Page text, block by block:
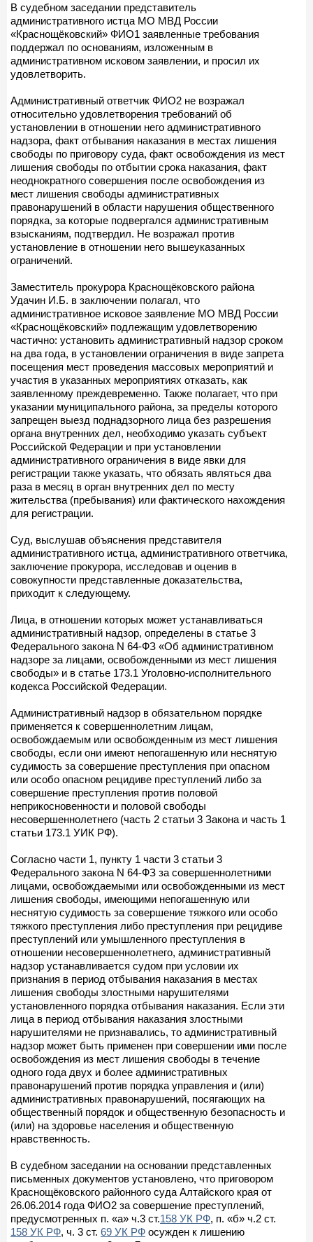
В судебном заседании представитель
административного истца МО МВД России
«Краснощёковский» ФИО1 заявленные требования
поддержал по основаниям, изложенным в
административном исковом заявлении, и просил их
удовлетворить.
Административный ответчик ФИО2 не возражал
относительно удовлетворения требований об
установлении в отношении него административного
надзора, факт отбывания наказания в местах лишения
свободы по приговору суда, факт освобождения из мест
лишения свободы по отбытии срока наказания, факт
неоднократного совершения после освобождения из
мест лишения свободы административных
правонарушений в области нарушения общественного
порядка, за которые подвергался административным
взысканиям, подтвердил. Не возражал против
установление в отношении него вышеуказанных
ограничений.
Заместитель прокурора Краснощёковского района
Удачин И.Б. в заключении полагал, что
административное исковое заявление МО МВД России
«Краснощёковский» подлежащим удовлетворению
частично: установить административный надзор сроком
на два года, в установлении ограничения в виде запрета
посещения мест проведения массовых мероприятий и
участия в указанных мероприятиях отказать, как
заявленному преждевременно. Также полагает, что при
указании муниципального района, за пределы которого
запрещен выезд поднадзорного лица без разрешения
органа внутренних дел, необходимо указать субъект
Российской Федерации и при установлении
административного ограничения в виде явки для
регистрации также указать, что обязать являться два
раза в месяц в орган внутренних дел по месту
жительства (пребывания) или фактического нахождения
для регистрации.
Суд, выслушав объяснения представителя
административного истца, административного ответчика,
заключение прокурора, исследовав и оценив в
совокупности представленные доказательства,
приходит к следующему.
Лица, в отношении которых может устанавливаться
административный надзор, определены в статье 3
Федерального закона N 64-ФЗ «Об административном
надзоре за лицами, освобожденными из мест лишения
свободы» и в статье 173.1 Уголовно-исполнительного
кодекса Российской Федерации.
Административный надзор в обязательном порядке
применяется к совершеннолетним лицам,
освобождаемым или освобожденным из мест лишения
свободы, если они имеют непогашенную или неснятую
судимость за совершение преступления при опасном
или особо опасном рецидиве преступлений либо за
совершение преступления против половой
неприкосновенности и половой свободы
несовершеннолетнего (часть 2 статьи 3 Закона и часть 1
статьи 173.1 УИК РФ).
Согласно части 1, пункту 1 части 3 статьи 3
Федерального закона N 64-ФЗ за совершеннолетними
лицами, освобождаемыми или освобожденными из мест
лишения свободы, имеющими непогашенную или
неснятую судимость за совершение тяжкого или особо
тяжкого преступления либо преступления при рецидиве
преступлений или умышленного преступления в
отношении несовершеннолетнего, административный
надзор устанавливается судом при условии их
признания в период отбывания наказания в местах
лишения свободы злостными нарушителями
установленного порядка отбывания наказания. Если эти
лица в период отбывания наказания злостными
нарушителями не признавались, то административный
надзор может быть применен при совершении ими после
освобождения из мест лишения свободы в течение
одного года двух и более административных
правонарушений против порядка управления и (или)
административных правонарушений, посягающих на
общественный порядок и общественную безопасность и
(или) на здоровье населения и общественную
нравственность.
В судебном заседании на основании представленных
письменных документов установлено, что приговором
Краснощёковского районного суда Алтайского края от
26.06.2014 года ФИО2 за совершение преступлений,
предусмотренных п. «а» ч.3 ст.158 УК РФ, п. «б» ч.2 ст.
158 УК РФ, ч. 3 ст. 69 УК РФ осужден к лишению